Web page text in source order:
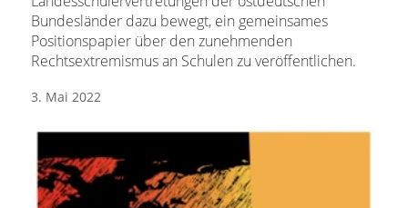
Bundesländer dazu bewegt, ein gemeinsames
Positionspapier über den zunehmenden
Rechtsextremismus an Schulen zu veröffentlichen.
3. Mai 2022